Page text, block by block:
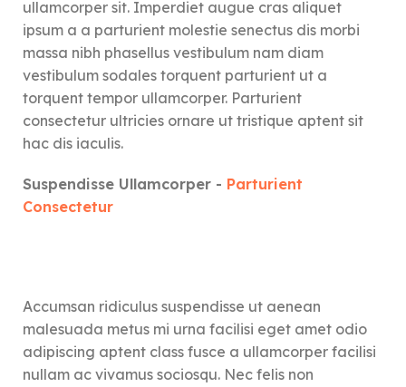
ullamcorper sit. Imperdiet augue cras aliquet
ipsum a a parturient molestie senectus dis morbi
massa nibh phasellus vestibulum nam diam
vestibulum sodales torquent parturient ut a
torquent tempor ullamcorper. Parturient
consectetur ultricies ornare ut tristique aptent sit
hac dis iaculis.
Suspendisse Ullamcorper - Parturient
Consectetur
Accumsan ridiculus suspendisse ut aenean
malesuada metus mi urna facilisi eget amet odio
adipiscing aptent class fusce a ullamcorper facilisi
nullam ac vivamus sociosqu. Nec felis non